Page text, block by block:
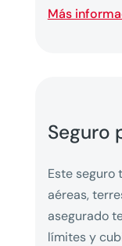
Más
Seguro
Este seguro
aéreas,
asegurado
límites y